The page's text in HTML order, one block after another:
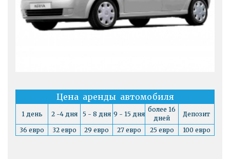
Цена аренды автомобиля
1 день 2 -4 дня 5 - 8 дня 9 - 15 дня
более 16
дней
Депозит
36 евро 32 евро 29 евро 27 евро 25 евро 100 евро